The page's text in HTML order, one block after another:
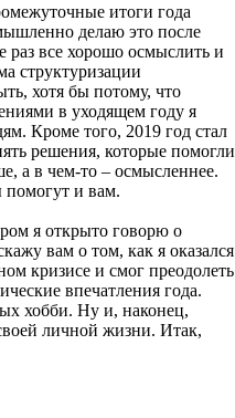
итоги года
делаю это после
раз все хорошо осмыслить и
структуризации
хотя бы потому, что
в уходящем году я
Кроме того, 2019 год стал
решения, которые помогли
а в чем-то – осмысленнее.
и вам.
я открыто говорю о
вам о том, как я оказался
кризисе и смог преодолеть
впечатления года.
хобби. Ну и, наконец,
личной жизни. Итак,